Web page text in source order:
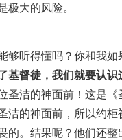
大的风险。
够听得懂吗？你和我
基督徒，我们就要认
圣洁的神面前！这是
洁的神面前，所以约
的。结果呢？他们还